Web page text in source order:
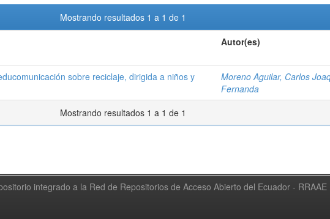
Mostrando resultados 1 a 1 de 1
Autor(es)
sobre reciclaje, dirigida a niños y
Moreno Aguilar, Carlos
Fernanda
Mostrando resultados 1 a 1 de 1
integrado a la Red de Repositorios de Acceso Abierto del Ecuador - RRAAE